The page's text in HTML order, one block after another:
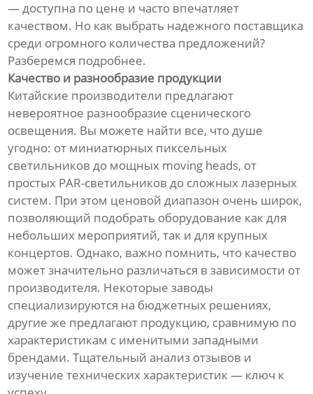
— доступна по цене и часто впечатляет
качеством. Но как выбрать надежного поставщика
среди огромного количества предложений?
Разберемся подробнее.
Качество и разнообразие продукции
Китайские производители предлагают
невероятное разнообразие сценического
освещения. Вы можете найти все, что душе
угодно: от миниатюрных пиксельных
светильников до мощных moving heads, от
простых PAR-светильников до сложных лазерных
систем. При этом ценовой диапазон очень широк,
позволяющий подобрать оборудование как для
небольших мероприятий, так и для крупных
концертов. Однако, важно помнить, что качество
может значительно различаться в зависимости от
производителя. Некоторые заводы
специализируются на бюджетных решениях,
другие же предлагают продукцию, сравнимую по
характеристикам с именитыми западными
брендами. Тщательный анализ отзывов и
изучение технических характеристик — ключ к